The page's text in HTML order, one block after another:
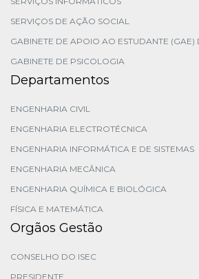
SERVIÇOS DE AÇÃO SOCIAL
GABINETE DE APOIO AO ESTUDANTE (GAE)
GABINETE DE PSICOLOGIA
Departamentos
ENGENHARIA CIVIL
ENGENHARIA ELECTROTÉCNICA
ENGENHARIA INFORMÁTICA E DE SISTEMAS
ENGENHARIA MECÂNICA
ENGENHARIA QUÍMICA E BIOLÓGICA
FÍSICA E MATEMÁTICA
Orgãos Gestão
CONSELHO DO ISEC
PRESIDENTE